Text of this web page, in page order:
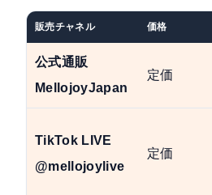
販売チャネル 価格
公式通販
MellojoyJapan
定価
TikTok LIVE
@mellojoylive
定価